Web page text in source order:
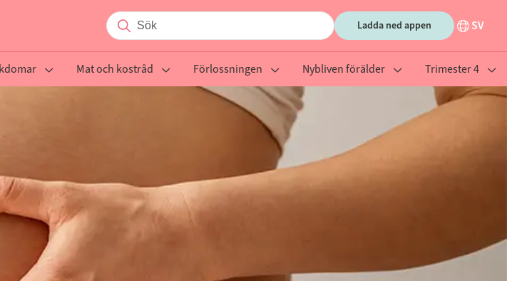
Ladda ned appen SV
Mat och kostråd Förlossningen Nybliven förälder Trimester 4